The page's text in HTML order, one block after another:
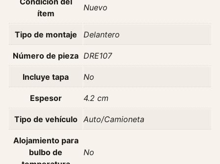
0
a
ítem
Nuevo
Tipo de montaje Delantero
Número de pieza DRE107
Incluye tapa No
Espesor 4.2 cm
Tipo de vehículo Auto/Camioneta
Alojamiento para
bulbo de
No